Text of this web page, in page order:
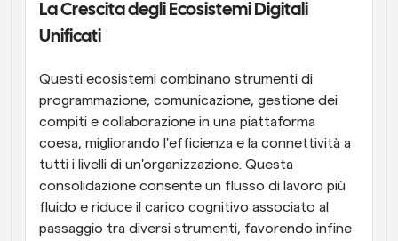
La Crescita degli Ecosistemi Digitali
Unificati
Questi ecosistemi combinano strumenti di
programmazione, comunicazione, gestione dei
compiti e collaborazione in una piattaforma
coesa, migliorando l'efficienza e la connettività a
tutti i livelli di un'organizzazione. Questa
consolidazione consente un flusso di lavoro più
fluido e riduce il carico cognitivo associato al
passaggio tra diversi strumenti, favorendo infine